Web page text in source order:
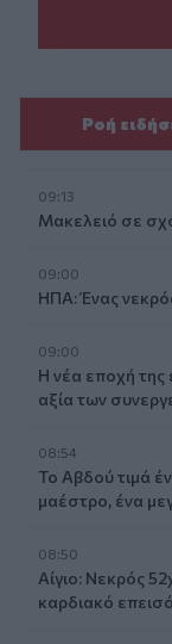
Ροή
09:13
Μακελειό σε
09:00
ΗΠΑ: Ένας
09:00
Η νέα εποχή της
αξία των
08:54
Το Αβδού τιμά
μαέστρο, ένα
08:50
Αίγιο: Νεκρός
καρδιακό